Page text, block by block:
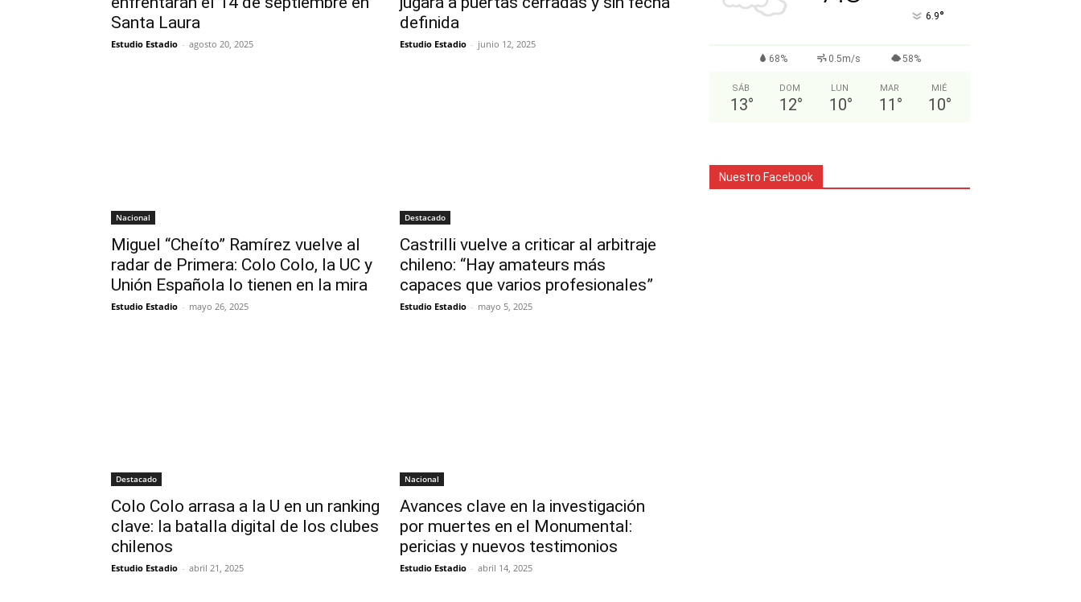
Santa Laura
Estudio Estadio - agosto 20, 2025
definida
Estudio Estadio - junio 12, 2025
Nacional
Miguel “Cheíto” Ramírez vuelve al
radar de Primera: Colo Colo, la UC y
Unión Española lo tienen en la mira
Estudio Estadio - mayo 26, 2025
Destacado
Castrilli vuelve a criticar al arbitraje
chileno: “Hay amateurs más
capaces que varios profesionales”
Estudio Estadio - mayo 5, 2025
Destacado
Colo Colo arrasa a la U en un ranking
clave: la batalla digital de los clubes
chilenos
Estudio Estadio - abril 21, 2025
Nacional
Avances clave en la investigación
por muertes en el Monumental:
pericias y nuevos testimonios
Estudio Estadio - abril 14, 2025
6.9°
68% 0.5m/s 58%
SÁB
13°
DOM
12°
LUN
10°
MAR
11 °
MIÉ
10°
Nuestro Facebook